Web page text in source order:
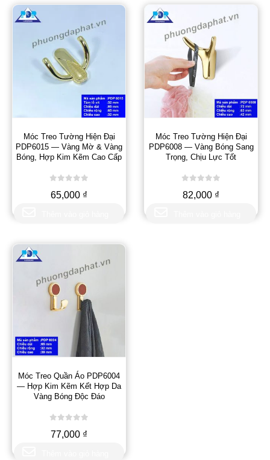
Móc Treo Tường Hiện Đại
PDP6015 — Vàng Mờ & Vàng
Bóng, Hợp Kim Kẽm Cao Cấp
65,000 ₫
Móc Treo Tường Hiện Đại
PDP6008 — Vàng Bóng Sang
Trọng, Chịu Lực Tốt
82,000 ₫
Móc Treo Quần Áo PDP6004
— Hợp Kim Kẽm Kết Hợp Da
Vàng Bóng Độc Đáo
77,000 ₫